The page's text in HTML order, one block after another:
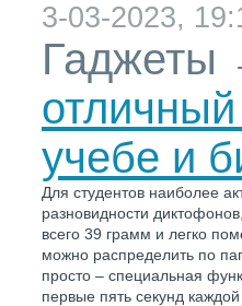
3-03-2023,
Гаджеты
учебе и
Для студентов наиболее
разновидности
всего 39 грамм и легко
можно распределить по
просто – специальная
первые пять секунд